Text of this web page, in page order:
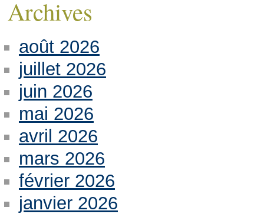
Archives
août 2026
juillet 2026
juin 2026
mai 2026
avril 2026
mars 2026
février 2026
janvier 2026